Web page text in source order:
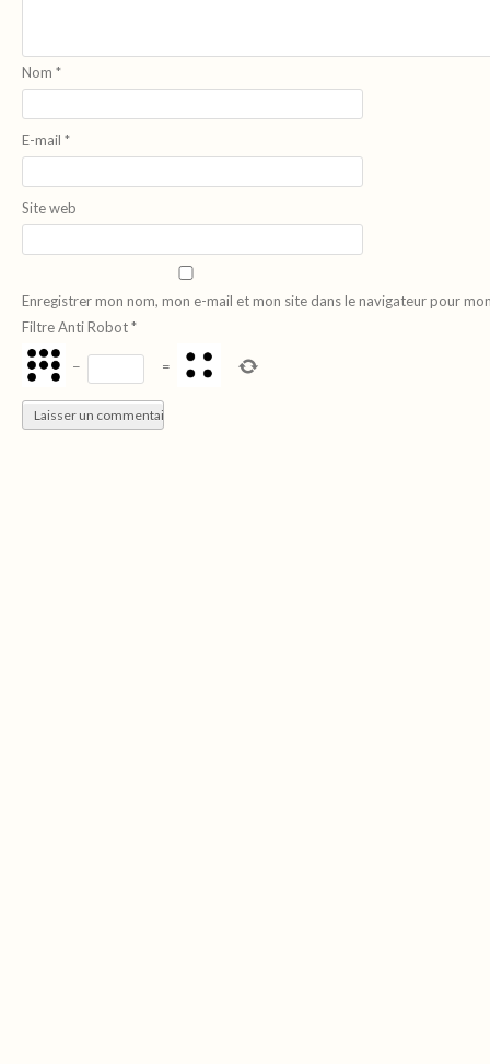
Nom *
E-mail *
Site web
Enregistrer mon nom, mon e-mail et mon site dans le navigateur pour
Filtre Anti Robot*
− =